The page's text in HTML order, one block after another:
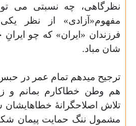
نظرگاهی، چه نسبتی می
مفهوم«آزادی» از نظر
فرزندان «ایران» که چو
شان مباد.
ترجیح میدهم تمام عمر در
هم وطن خطاکارم بمانم و
تلاش اصلاحگرانهٔ خطاهایشان
مشمول ننگ حمایت پیمان